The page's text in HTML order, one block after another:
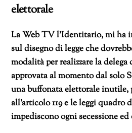
elettorale
La Web TV l’Identitario, mi
sul disegno di legge che
modalità per realizzare la delega
approvata al momento dal solo
una buffonata elettorale inutile,
all’articolo 119 e le leggi quadro
impediscono ogni secessione